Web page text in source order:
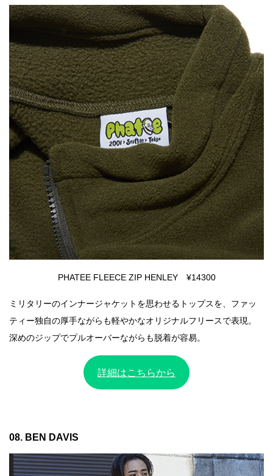
PHATEE FLEECE ZIP HENLEY ¥14300
ミリタリーのインナージャケットを思わせるトップスを、ファッ
ティー独自の厚手ながらも軽やかなオリジナルフリースで表現。
深めのジップでプルオーバーながらも脱着が容易。
詳細はこちらから
08. BEN DAVIS